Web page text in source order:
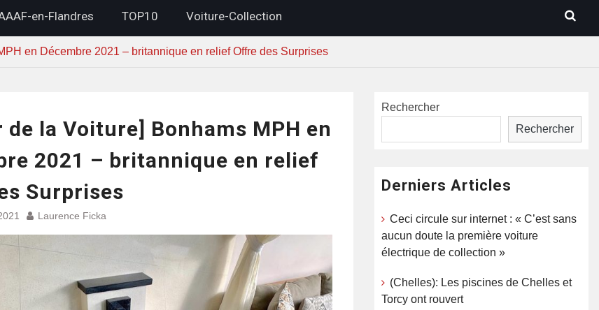
en-Flandres TOP10 Voiture-Collection
en Décembre 2021 – britannique en relief Offre des Surprises
de la Voiture] Bonhams MPH en
2021 – britannique en relief
Surprises
Laurence Ficka
Rechercher
Rechercher
Derniers Articles
Ceci circule sur internet : « C’est sans
aucun doute la première voiture
électrique de collection »
(Chelles): Les piscines de Chelles et
Torcy ont rouvert